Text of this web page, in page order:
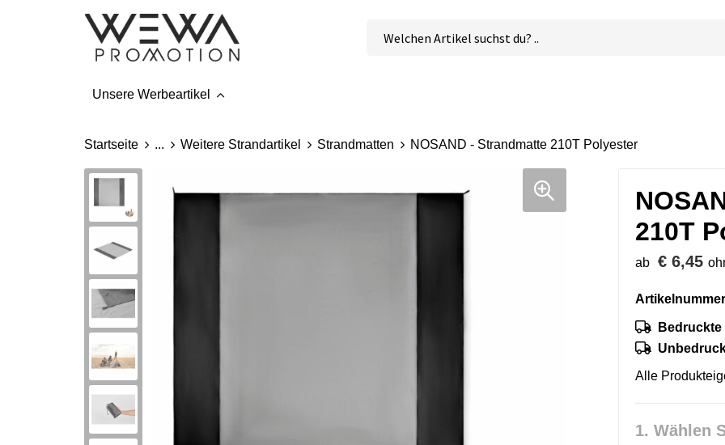
Unsere Werbeartikel
Startseite ... Weitere Strandartikel Strandmatten NOSAND - Strandmatte 210T Polyester
210T
ab € 6,45
Bedruckte
Alle
1. Wählen